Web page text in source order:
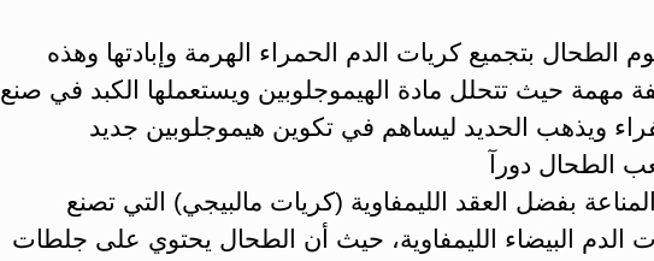
الطحال بتجميع كريات الدم الحمراء الهرمة وإبادتها وهذه
مهمة حيث تتحلل مادة الهيموجلوبين ويستعملها الكبد في صنع
ويذهب الحديد ليساهم في تكوين هيموجلوبين جديد
الطحال دورآ
بفضل العقد الليمفاوية (كريات مالبيجي) التي تصنع
الدم البيضاء الليمفاوية، حيث أن الطحال يحتوي على جلطات